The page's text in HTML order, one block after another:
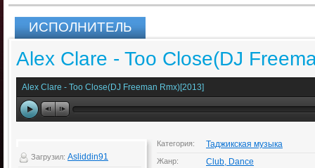
ИСПОЛНИТЕЛЬ
Alex Clare - Too Close(DJ
Alex Clare - Too Close(DJ Freeman Rmx)[2013]
Загрузил: Asliddin91
Категория: Таджикская музыка
Жанр: Club, Dance